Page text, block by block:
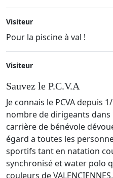
Visiteur
Pour la piscine à val !
Visiteur
Sauvez le P.C.V.A
Je connais le PCVA depuis
nombre de dirigeants dans
carrière de bénévole
égard a toutes les
sportifs tant en natation
synchronisé et water polo
couleurs de